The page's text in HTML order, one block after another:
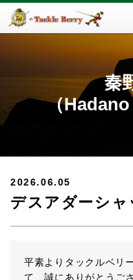
秦
（
2026.06.05
デスアダーシャ
平素よりタックルベリ
て、誠にありがとうご